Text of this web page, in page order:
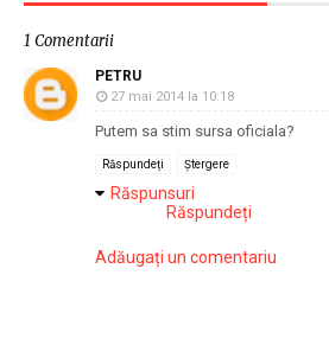
1 Comentarii
PETRU
27 mai 2014 la 10:18
Putem sa stim sursa oficiala?
Răspundeți Ștergere
Răspunsuri
Răspundeți
Adăugați un comentariu